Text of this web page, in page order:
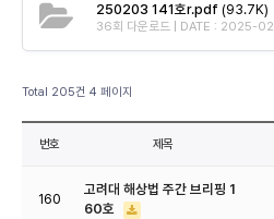
250203 141호r.pdf (93.7K)
36회 다운로드 | DATE : 2025-
Total 205건 4 페이지
번호 제목
160
고려대 해상법 주간 브리핑 1
60호